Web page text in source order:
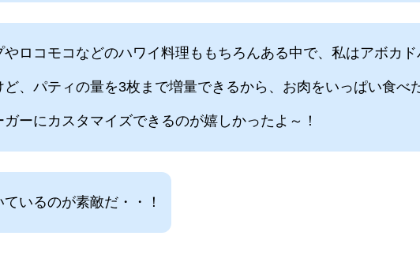
やロコモコなどのハワイ料理ももちろんある中で、私はアボカド
、パティの量を3枚まで増量できるから、お肉をいっぱい食べ
ーにカスタマイズできるのが嬉しかったよ～！
いるのが素敵だ・・！